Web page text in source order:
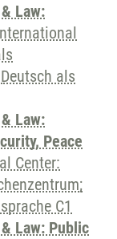
Law:
Deutsch als
Law:
Peace
Center:
C1
Law: Public